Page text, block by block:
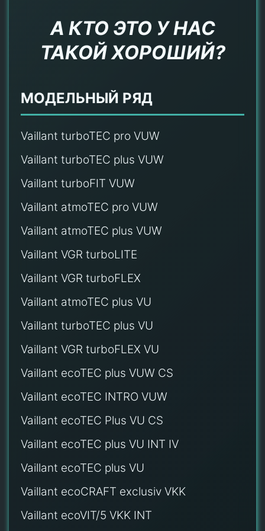
А КТО ЭТО У НАС
ТАКОЙ ХОРОШИЙ?
МОДЕЛЬНЫЙ РЯД
Vaillant turboTEC pro VUW
Vaillant turboTEC plus VUW
Vaillant turboFIT VUW
Vaillant atmoTEC pro VUW
Vaillant atmoTEC plus VUW
Vaillant VGR turboLITE
Vaillant VGR turboFLEX
Vaillant atmoTEC plus VU
Vaillant turboTEC plus VU
Vaillant VGR turboFLEX VU
Vaillant ecoTEC plus VUW CS
Vaillant ecoTEC INTRO VUW
Vaillant ecoTEC Plus VU CS
Vaillant ecoTEC plus VU INT IV
Vaillant ecoTEC plus VU
Vaillant ecoCRAFT exclusiv VKK
Vaillant ecoVIT/5 VKK INT